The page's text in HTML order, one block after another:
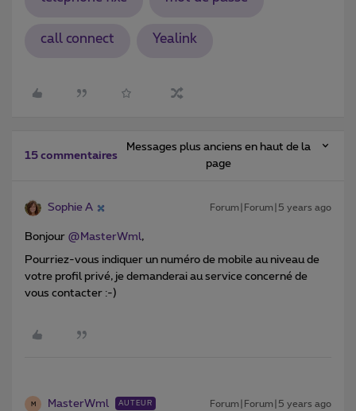
call connect Yealink
15 commentaires
Messages plus anciens en haut de la
page
Sophie A Forum|Forum|5 years ago
Bonjour @MasterWml,
Pourriez-vous indiquer un numéro de mobile au niveau de
votre profil privé, je demanderai au service concerné de
vous contacter :-)
M MasterWml AUTEUR Forum|Forum|5 years ago